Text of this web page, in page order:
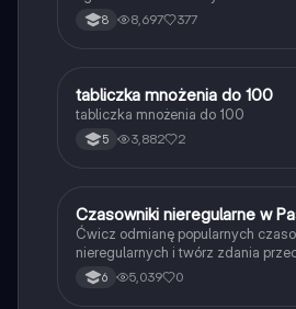
8 8,697 377
TMatematyka
tabliczka mnożenia do 100
tabliczka mnożenia do 100
5 3,882 2
CJęzyk angielski
Czasowniki nieregularne w
Ćwicz odmianę popularnych
nieregularnych i twórz zdania
didn't w czasie Past Simple.
6 5,039 0